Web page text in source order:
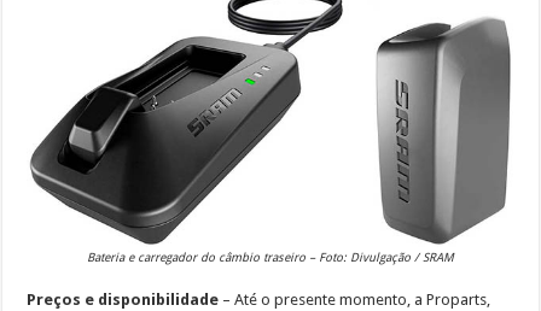
Bateria e carregador do câmbio traseiro – Foto: Divulgação / SRAM
Preços e disponibilidade – Até o presente momento, a Proparts,